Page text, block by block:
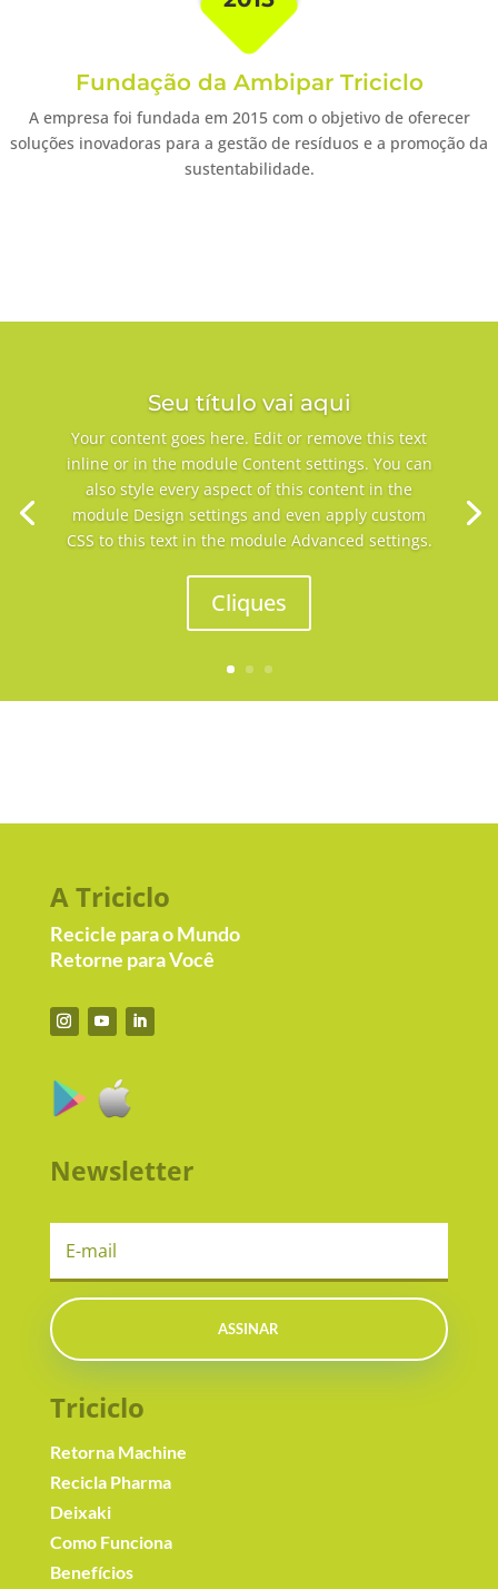
Fundação da Ambipar Triciclo
A empresa foi fundada em 2015 com o objetivo de oferecer
soluções inovadoras para a gestão de resíduos e a promoção da
sustentabilidade.
Seu título vai aqui
Your content goes here. Edit or remove this text
inline or in the module Content settings. You can
also style every aspect of this content in the
module Design settings and even apply custom
CSS to this text in the module Advanced settings.
Cliques
A Triciclo
Recicle para o Mundo
Retorne para Você
Newsletter
ASSINAR
Triciclo
Retorna Machine
Recicla Pharma
Deixaki
Como Funciona
Benefícios